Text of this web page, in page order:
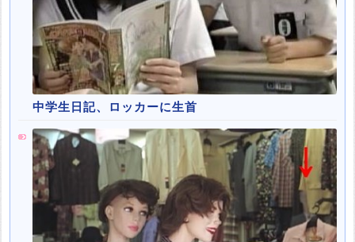
中学生日記、ロッカーに生首